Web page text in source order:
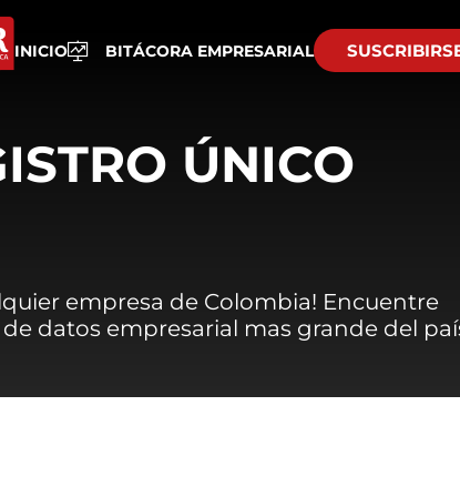
INICIO BITÁCORA EMPRESARIAL
ÚNICO
empresa de Colombia! Encuentre
datos empresarial mas grande del